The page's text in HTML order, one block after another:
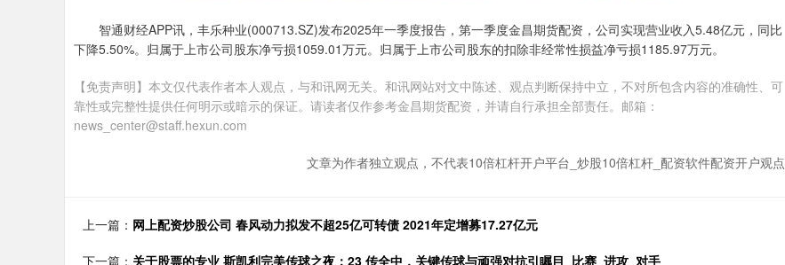
智通财经APP讯，丰乐种业(000713.SZ)发布2025年一季度报告，第一季度金昌期货配资，公司实现营业收入5.48亿元，同比
下降5.50%。归属于上市公司股东净亏损1059.01万元。归属于上市公司股东的扣除非经常性损益净亏损1185.97万元。
【免责声明】本文仅代表作者本人观点，与和讯网无关。和讯网站对文中陈述、观点判断保持中立，不对所包含内容的准确性、可
靠性或完整性提供任何明示或暗示的保证。请读者仅作参考金昌期货配资，并请自行承担全部责任。邮箱：
news_center@staff.hexun.com
文章为作者独立观点，不代表10倍杠杆开户平台_炒股10倍杠杆_配资软件配资开户观点
上一篇： 网上配资炒股公司 春风动力拟发不超25亿可转债 2021年定增募17.27亿元
下一篇： 关于股票的专业 斯凯利完美传球之夜：23 传全中，关键传球与顽强对抗引瞩目_比赛_进攻_对手